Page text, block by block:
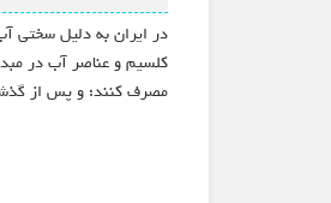
در ایران به دلیل سختی
کلسیم و عناصر آب در
مصرف کنند؛ و پس از